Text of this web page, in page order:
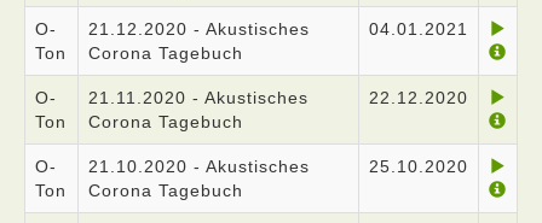
O-
Ton
21.12.2020 - Akustisches
Corona Tagebuch
04.01.2021
O-
Ton
21.11.2020 - Akustisches
Corona Tagebuch
22.12.2020
O-
Ton
21.10.2020 - Akustisches
Corona Tagebuch
25.10.2020